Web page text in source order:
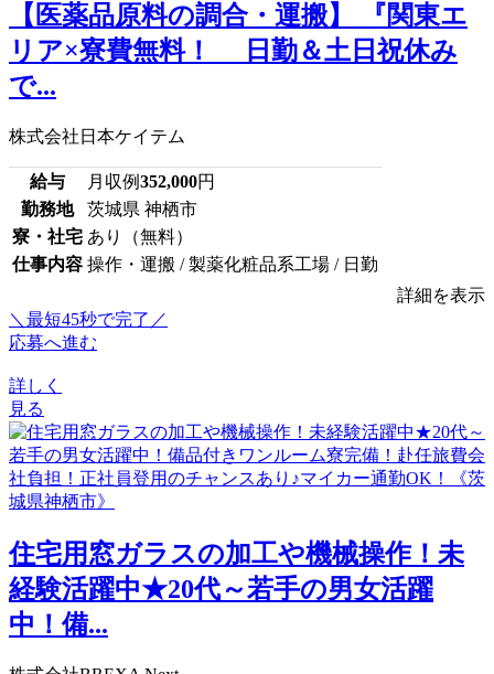
【医薬品原料の調合・運搬】 『関東エ
リア×寮費無料！ 日勤＆土日祝休み
で...
株式会社日本ケイテム
給与 月収例352,000円
勤務地
茨城県 神栖市
寮・社宅 あり（無料）
仕事内容 操作・運搬 / 製薬化粧品系工場 / 日勤
詳細を表示
＼最短45秒で完了／
応募へ進む
詳しく
見る
住宅用窓ガラスの加工や機械操作！未
経験活躍中★20代～若手の男女活躍
中！備...